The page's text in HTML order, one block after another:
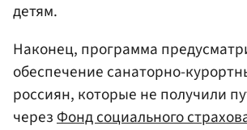
детям.
Наконец, программа
обеспечение санаторно-
россиян, которые не получили
черезФонд социального